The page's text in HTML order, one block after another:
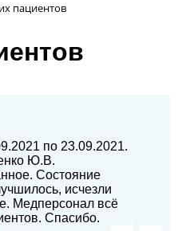
пациентов
по 23.09.2021.
Ю.В.
Состояние
исчезли
Медперсонал всё
Спасибо.